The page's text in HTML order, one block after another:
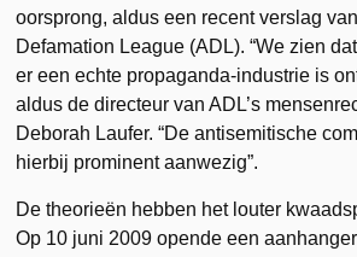
oorsprong, aldus een recent verslag
Defamation League (ADL). “We zien
er een echte propaganda-industrie is
aldus de directeur van ADL’s
Deborah Laufer. “De antisemitische
hierbij prominent aanwezig”.
De theorieën hebben het louter
Op 10 juni 2009 opende een